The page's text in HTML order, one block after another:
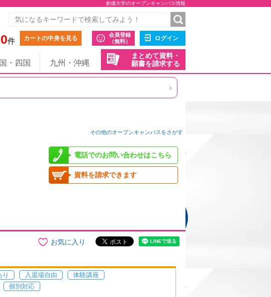
創価大学のオープンキャンパス情報
0件 カートの中身を見る
会員登録
（無料）
ログイン
まとめて資料・
願書を請求する
・四国 九州・沖縄
›
その他のオープンキャンパスをさがす
電話でのお問い合わせはこちら
資料を請求できます
お気に入り
り 入退場自由
体験講座
個別対応